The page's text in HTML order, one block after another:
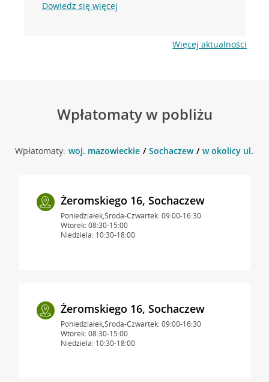
Dowiedz się więcej
Więcej aktualności
Wpłatomaty w pobliżu
Wpłatomaty: woj. mazowieckie Sochaczew w okolicy ul.
Żeromskiego 16, Sochaczew
Poniedziałek,Środa-Czwartek: 09:00-16:30
Wtorek: 08:30-15:00
Niedziela: 10:30-18:00
Żeromskiego 16, Sochaczew
Poniedziałek,Środa-Czwartek: 09:00-16:30
Wtorek: 08:30-15:00
Niedziela: 10:30-18:00